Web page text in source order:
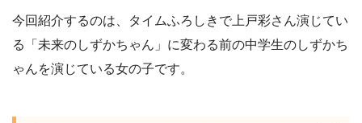
今回紹介するのは、タイムふろしきで上戸彩さん演じてい
る「未来のしずかちゃん」に変わる前の中学生のしずかち
ゃんを演じている女の子です。